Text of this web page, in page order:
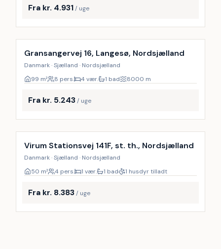
Fra kr. 4.931/ uge
Inkl. rengøring
Gransangervej 16, Langesø, Nordsjælland
Danmark · Sjælland · Nordsjælland
99 m² 8 pers. 4 vær. 1 bad 8000 m
Fra kr. 5.243/ uge
Virum Stationsvej 141F, st. th., Nordsjælland
Danmark · Sjælland · Nordsjælland
50 m² 4 pers. 1 vær. 1 bad 1 husdyr tilladt
Fra kr. 8.383/ uge